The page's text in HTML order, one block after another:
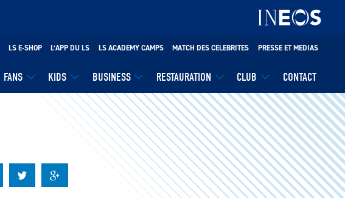
FANS KIDS BUSINESS RESTAURATION CLUB CONTACT
LS E-SHOP L’APP DU LS LS ACADEMY CAMPS MATCH DES CELEBRITES PRESSE ET MEDIAS